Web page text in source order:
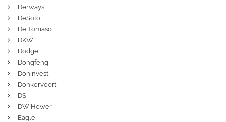
Derways
DeSoto
De Tomaso
DKW
Dodge
Dongfeng
Doninvest
Donkervoort
DS
DW Hower
Eagle